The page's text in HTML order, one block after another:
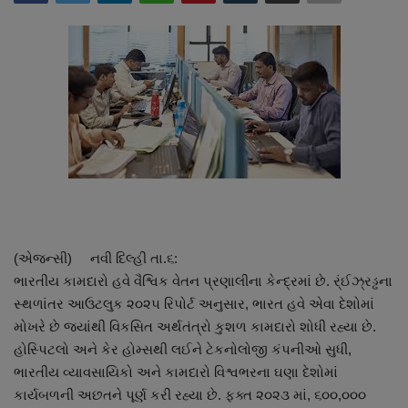
Team
Guest Author
About Author
રાષ્ટ્રીય
ગુજરાત
જુનાગઢ
(એજન્સી) નવી દિલ્હી તા.૬:
ભારતીય કામદારો હવે વૈશ્વિક વેતન પ્રણાલીના કેન્દ્રમાં છે. ર્ંઈઝ્રડ્ઢના
સ્થળાંતર આઉટલુક ૨૦૨૫ રિપોર્ટ અનુસાર, ભારત હવે એવા દેશોમાં
મોખરે છે જ્યાંથી વિકસિત અર્થતંત્રો કુશળ કામદારો શોધી રહ્યા છે.
હોસ્પિટલો અને કેર હોમ્સથી લઈને ટેકનોલોજી કંપનીઓ સુધી,
ભારતીય વ્યાવસાયિકો અને કામદારો વિશ્વભરના ઘણા દેશોમાં
કાર્યબળની અછતને પૂર્ણ કરી રહ્યા છે. ફક્ત ૨૦૨૩ માં, ૬૦૦,૦૦૦